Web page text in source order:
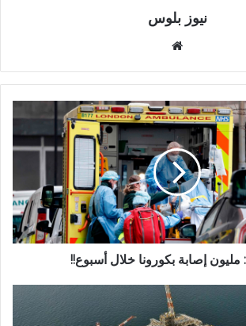
نيوز بلوس
مليون إصابة بكورونا خلال أسبوع!!